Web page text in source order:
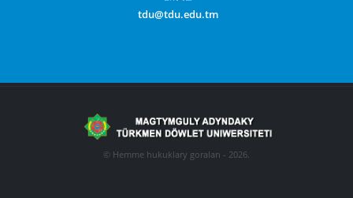
tdu@tdu.edu.tm
© Hemme hukuklary goralan - 2026.